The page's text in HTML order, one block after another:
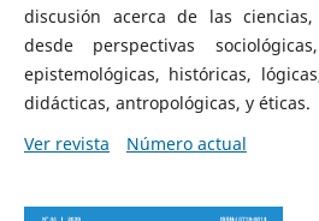
discusión acerca de las
desde perspectivas
epistemológicas, históricas,
didácticas, antropológicas, y éticas.
Ver revista
Número actual